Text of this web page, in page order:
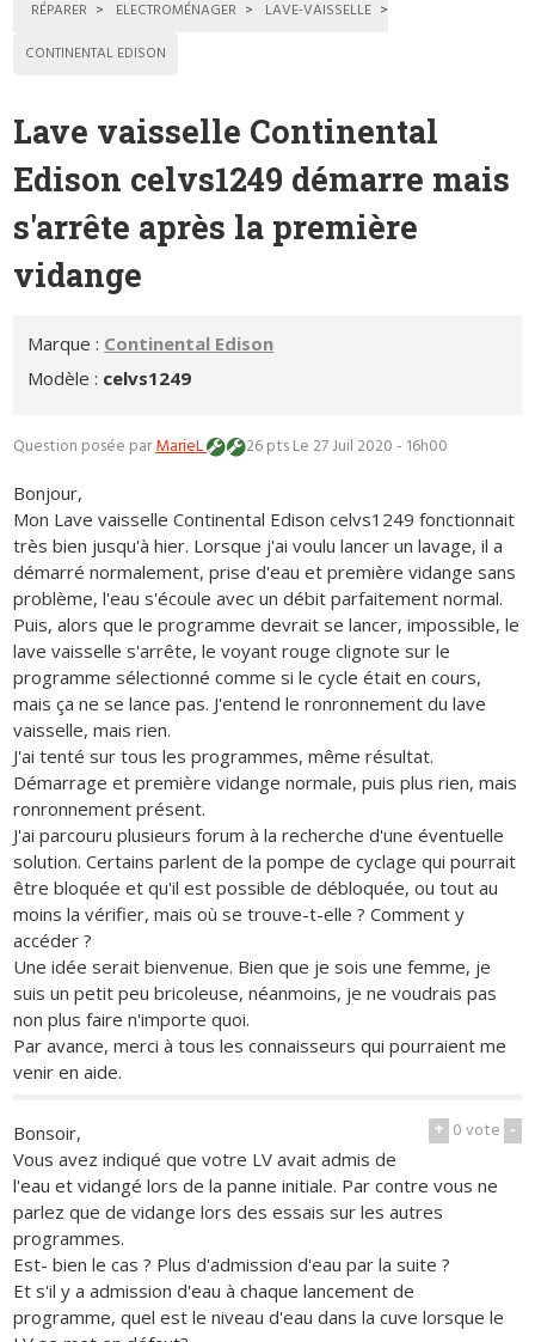
RÉPARER ELECTROMÉNAGER
LAVE-VAISSELLE
CONTINENTAL EDISON
Lave vaisselle Continental
Edison celvs1249 démarre mais
s'arrête après la première
vidange
Marque : Continental Edison
Modèle : celvs1249
Question posée parMarieL 26 ptsLe 27 Juil 2020 - 16h00
Bonjour,
Mon Lave vaisselle Continental Edison celvs1249 fonctionnait
très bien jusqu'à hier. Lorsque j'ai voulu lancer un lavage, il a
démarré normalement, prise d'eau et première vidange sans
problème, l'eau s'écoule avec un débit parfaitement normal.
Puis, alors que le programme devrait se lancer, impossible, le
lave vaisselle s'arrête, le voyant rouge clignote sur le
programme sélectionné comme si le cycle était en cours,
mais ça ne se lance pas. J'entend le ronronnement du lave
vaisselle, mais rien.
J'ai tenté sur tous les programmes, même résultat.
Démarrage et première vidange normale, puis plus rien, mais
ronronnement présent.
J'ai parcouru plusieurs forum à la recherche d'une éventuelle
solution. Certains parlent de la pompe de cyclage qui pourrait
être bloquée et qu'il est possible de débloquée, ou tout au
moins la vérifier, mais où se trouve-t-elle ? Comment y
accéder ?
Une idée serait bienvenue. Bien que je sois une femme, je
suis un petit peu bricoleuse, néanmoins, je ne voudrais pas
non plus faire n'importe quoi.
Par avance, merci à tous les connaisseurs qui pourraient me
venir en aide.
+ 0vote -
Bonsoir,
Vous avez indiqué que votre LV avait admis de
l'eau et vidangé lors de la panne initiale. Par contre vous ne
parlez que de vidange lors des essais sur les autres
programmes.
Est- bien le cas ? Plus d'admission d'eau par la suite ?
Et s'il y a admission d'eau à chaque lancement de
programme, quel est le niveau d'eau dans la cuve lorsque le